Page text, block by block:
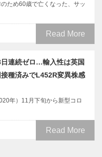
ため60歳で亡くなった、サッ
Read More
連続ゼロ…輸入性は英国
種済みでL452R変異株感
年）11月下旬から新型コロ
Read More